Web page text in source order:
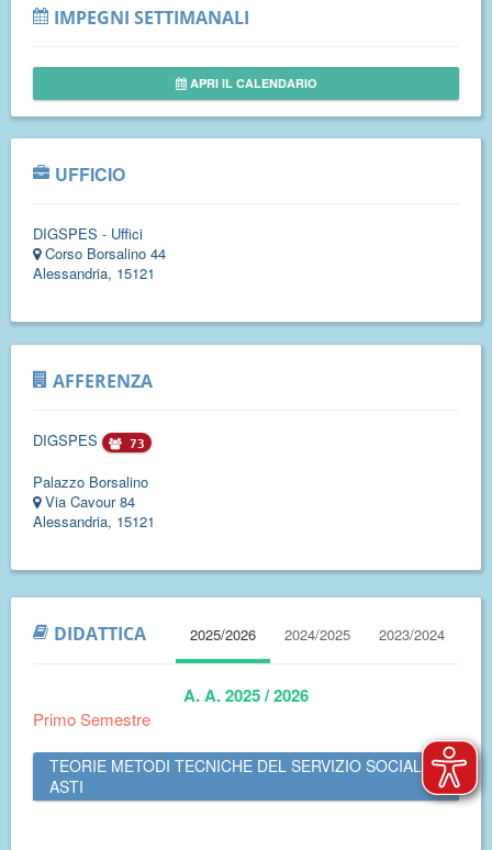
IMPEGNI SETTIMANALI
APRI IL CALENDARIO
UFFICIO
DIGSPES - Uffici
Corso Borsalino 44
Alessandria, 15121
AFFERENZA
DIGSPES 73
Palazzo Borsalino
Via Cavour 84
Alessandria, 15121
DIDATTICA 2025/2026 2024/2025 2023/2024
A. A. 2025 / 2026
Primo Semestre
TEORIE METODI TECNICHE DEL SERVIZIO SOCIALE -
ASTI